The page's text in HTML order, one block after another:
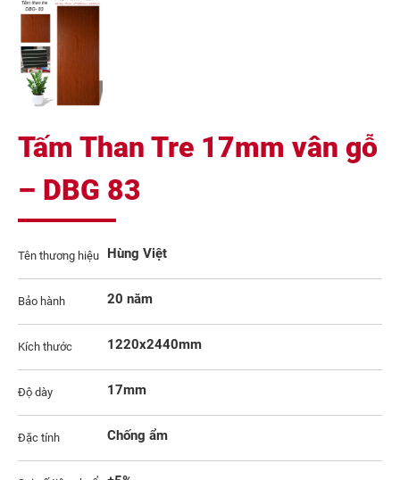
Tấm Than Tre 17mm vân gỗ
– DBG 83
Tên thương hiệu Hùng Việt
Bảo hành 20 năm
Kích thước 1220x2440mm
Độ dày 17mm
Đặc tính Chống ẩm